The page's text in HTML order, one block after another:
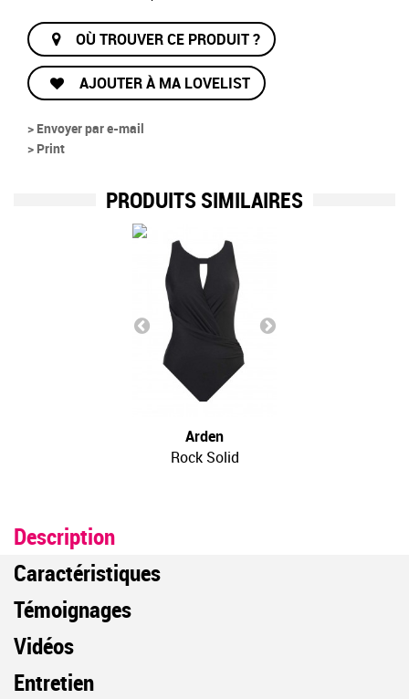
OÙ TROUVER CE PRODUIT ?
AJOUTER À MA LOVELIST
> Envoyer par e-mail
> Print
PRODUITS SIMILAIRES
Arden
Rock Solid
Description
Caractéristiques
Témoignages
Vidéos
Entretien